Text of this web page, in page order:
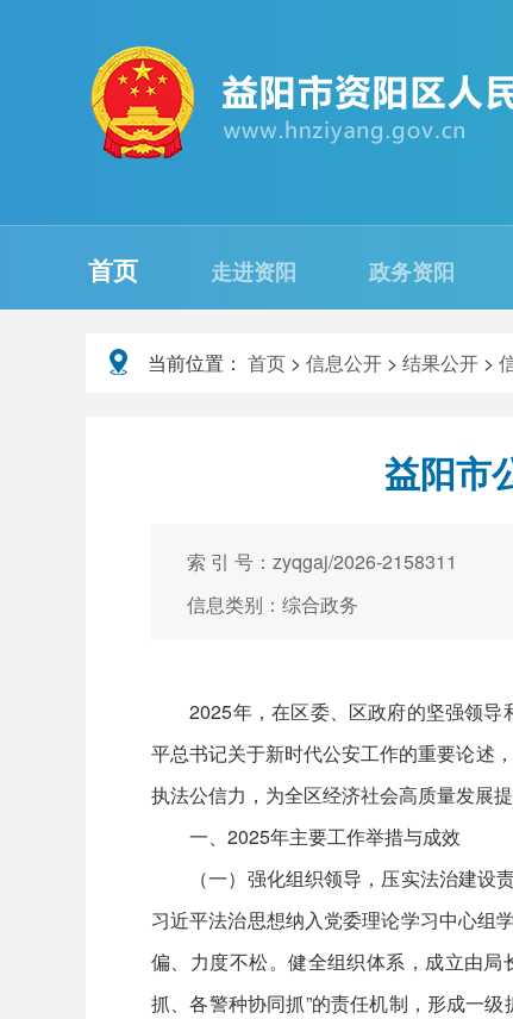
首页 走进资阳 政务资阳
当前位置： 首页 > 信息公开 > 结果公开 >
益阳市
索 引 号：zyqgaj/2026-2158311
信息类别：综合政务
2025年，在区委、区政府的坚强领导
平总书记关于新时代公安工作的重要论述
执法公信力，为全区经济社会高质量发展
一、2025年主要工作举措与成效
（一）强化组织领导，压实法治建设责
习近平法治思想纳入党委理论学习中心组
偏、力度不松。健全组织体系，成立由
抓、各警种协同抓”的责任机制，形成一